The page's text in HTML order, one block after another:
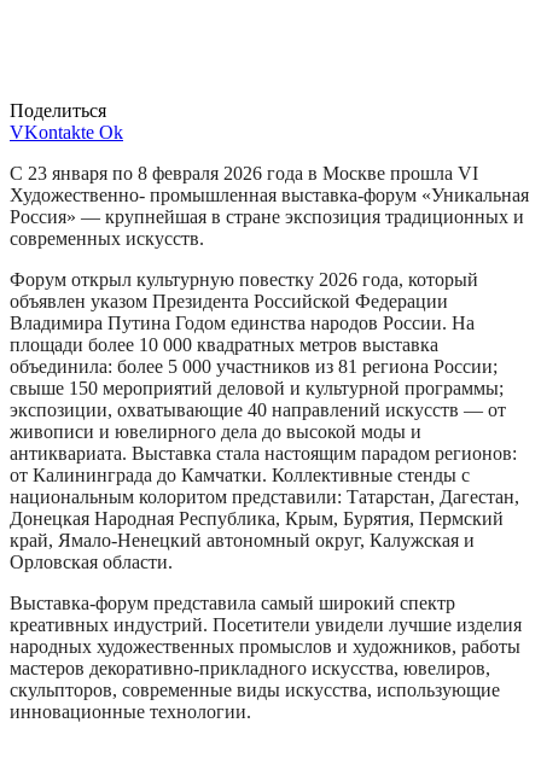
Поделиться
VKontakte Ok
С 23 января по 8 февраля 2026 года в Москве прошла VI
Художественно- промышленная выставка-форум «Уникальная
Россия» — крупнейшая в стране экспозиция традиционных и
современных искусств.
Форум открыл культурную повестку 2026 года, который
объявлен указом Президента Российской Федерации
Владимира Путина Годом единства народов России. На
площади более 10 000 квадратных метров выставка
объединила: более 5 000 участников из 81 региона России;
свыше 150 мероприятий деловой и культурной программы;
экспозиции, охватывающие 40 направлений искусств — от
живописи и ювелирного дела до высокой моды и
антиквариата. Выставка стала настоящим парадом регионов:
от Калининграда до Камчатки. Коллективные стенды с
национальным колоритом представили: Татарстан, Дагестан,
Донецкая Народная Республика, Крым, Бурятия, Пермский
край, Ямало-Ненецкий автономный округ, Калужская и
Орловская области.
Выставка-форум представила самый широкий спектр
креативных индустрий. Посетители увидели лучшие изделия
народных художественных промыслов и художников, работы
мастеров декоративно-прикладного искусства, ювелиров,
скульпторов, современные виды искусства, использующие
инновационные технологии.